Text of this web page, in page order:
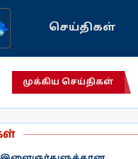
செய்திகள்
முக்கிய செய்திகள்